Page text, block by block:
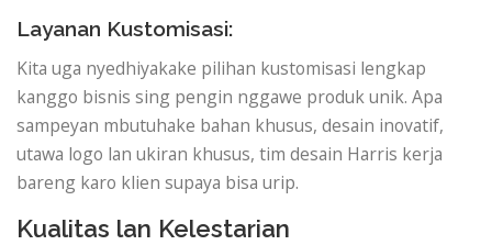
Layanan Kustomisasi:
Kita uga nyedhiyakake pilihan kustomisasi lengkap
kanggo bisnis sing pengin nggawe produk unik. Apa
sampeyan mbutuhake bahan khusus, desain inovatif,
utawa logo lan ukiran khusus, tim desain Harris kerja
bareng karo klien supaya bisa urip.
Kualitas lan Kelestarian